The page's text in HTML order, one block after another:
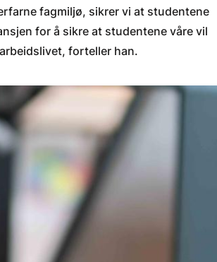
fagmiljø, sikrer vi at studentene
for å sikre at studentene våre vil
forteller han.